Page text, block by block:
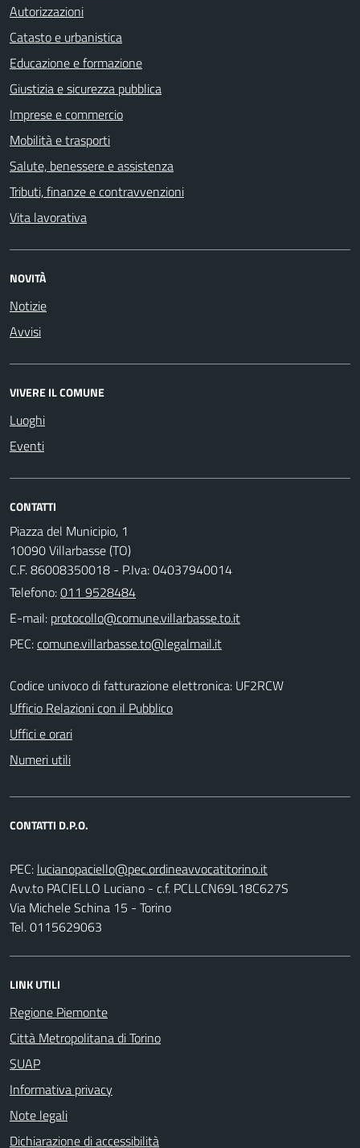
Autorizzazioni
Catasto e urbanistica
Educazione e formazione
Giustizia e sicurezza pubblica
Imprese e commercio
Mobilità e trasporti
Salute, benessere e assistenza
Tributi, finanze e contravvenzioni
Vita lavorativa
NOVITÀ
Notizie
Avvisi
VIVERE IL COMUNE
Luoghi
Eventi
CONTATTI
Piazza del Municipio, 1
10090 Villarbasse (TO)
C.F. 86008350018 - P.Iva: 04037940014
Telefono:011 9528484
E-mail:
PEC:
Codice univoco di fatturazione elettronica: UF2RCW
Ufficio Relazioni con il Pubblico
Uffici e orari
Numeri utili
CONTATTI D.P.O.
PEC:
Avv.to PACIELLO Luciano - c.f. PCLLCN69L18C627S
Via Michele Schina 15 - Torino
Tel. 0115629063
LINK UTILI
Regione Piemonte
Città Metropolitana di Torino
SUAP
Informativa privacy
Note legali
Dichiarazione di accessibilità